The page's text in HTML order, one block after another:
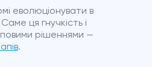
еволюціонувати в
ця гнучкість і
рішеннями —
.